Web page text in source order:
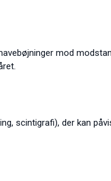
mod
scintigrafi), der kan